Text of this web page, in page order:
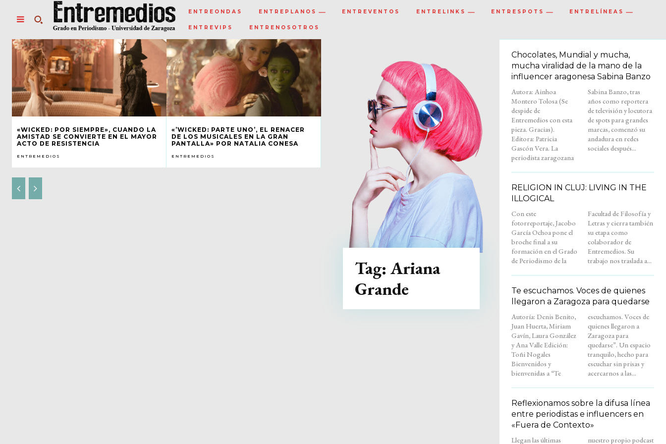
ENTREONDAS ENTREPLANOS ENTREVENTOS ENTRELINKS ENTRESPOTS ENTRELÍNEAS
ENTREVIPS ENTRENOSOTROS
«WICKED: POR SIEMPRE», CUANDO LA
AMISTAD SE CONVIERTE EN EL MAYOR
ACTO DE RESISTENCIA
ENTREMEDIOS
«’WICKED: PARTE UNO’, EL RENACER
DE LOS MUSICALES EN LA GRAN
PANTALLA» POR NATALIA CONESA
ENTREMEDIOS
Tag: Ariana
Grande
Chocolates, Mundial y mucha,
mucha viralidad de la mano de la
influencer aragonesa Sabina Banzo
Autora: Ainhoa
Montero Tolosa (Se
despide de
Entremedios con esta
pieza. Gracias).
Editora: Patricia
Gascón Vera. La
periodista zaragozana
Sabina Banzo, tras
años como reportera
de televisión y locutora
de spots para grandes
marcas, comenzó su
andadura en redes
sociales después...
RELIGION IN CLUJ: LIVING IN THE
ILLOGICAL
Con este
fotorreportaje, Jacobo
García Ochoa pone el
broche final a su
formación en el Grado
de Periodismo de la
Facultad de Filosofía y
Letras y cierra también
su etapa como
colaborador de
Entremedios. Su
trabajo nos traslada a...
Te escuchamos. Voces de quienes
llegaron a Zaragoza para quedarse
Autoría: Denis Benito,
Juan Huerta, Miriam
Gavín, Laura González
y Ana Valle Edición:
Toñi Nogales
Bienvenidos y
bienvenidas a “Te
escuchamos. Voces de
quienes llegaron a
Zaragoza para
quedarse”. Un espacio
tranquilo, hecho para
escuchar sin prisas y
acercarnos a las...
Reflexionamos sobre la difusa línea
entre periodistas e influencers en
«Fuera de Contexto»
Llegan las últimas
nuestro propio podcast